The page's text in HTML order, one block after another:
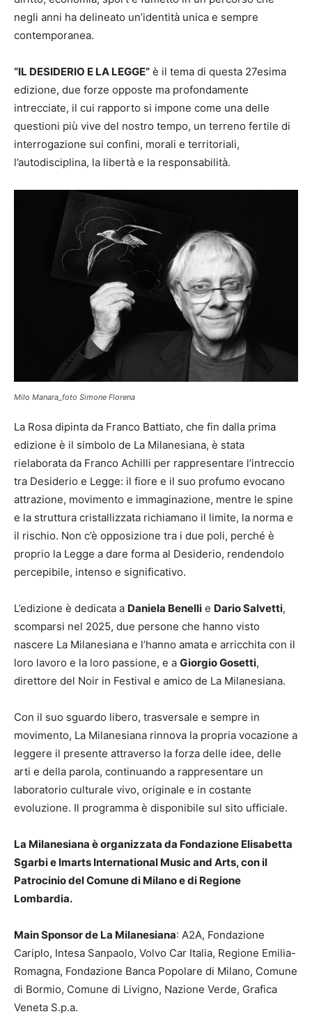
negli anni ha delineato un’identità unica e sempre
contemporanea.
“IL DESIDERIO E LA LEGGE” è il tema di questa 27esima
edizione, due forze opposte ma profondamente
intrecciate, il cui rapporto si impone come una delle
questioni più vive del nostro tempo, un terreno fertile di
interrogazione sui confini, morali e territoriali,
l’autodisciplina, la libertà e la responsabilità.
Milo Manara_foto Simone Florena
La Rosa dipinta da Franco Battiato, che fin dalla prima
edizione è il simbolo de La Milanesiana, è stata
rielaborata da Franco Achilli per rappresentare l’intreccio
tra Desiderio e Legge: il fiore e il suo profumo evocano
attrazione, movimento e immaginazione, mentre le spine
e la struttura cristallizzata richiamano il limite, la norma e
il rischio. Non c’è opposizione tra i due poli, perché è
proprio la Legge a dare forma al Desiderio, rendendolo
percepibile, intenso e significativo.
L’edizione è dedicata a Daniela Benelli e Dario Salvetti,
scomparsi nel 2025, due persone che hanno visto
nascere La Milanesiana e l’hanno amata e arricchita con il
loro lavoro e la loro passione, e a Giorgio Gosetti,
direttore del Noir in Festival e amico de La Milanesiana.
Con il suo sguardo libero, trasversale e sempre in
movimento, La Milanesiana rinnova la propria vocazione a
leggere il presente attraverso la forza delle idee, delle
arti e della parola, continuando a rappresentare un
laboratorio culturale vivo, originale e in costante
evoluzione. Il programma è disponibile sul sito ufficiale.
La Milanesiana è organizzata da Fondazione Elisabetta
Sgarbi e Imarts International Music and Arts, con il
Patrocinio del Comune di Milano e di Regione
Lombardia.
Main Sponsor de La Milanesiana: A2A, Fondazione
Cariplo, Intesa Sanpaolo, Volvo Car Italia, Regione Emilia-
Romagna, Fondazione Banca Popolare di Milano, Comune
di Bormio, Comune di Livigno, Nazione Verde, Grafica
Veneta S.p.a.